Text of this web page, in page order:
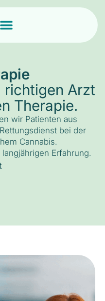
Arzt
Therapie.
wir Patienten aus
bei der
Cannabis.
Erfahrung.